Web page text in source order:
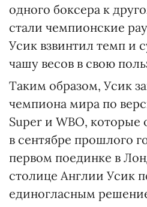
одного боксера к
стали чемпионские
Усик взвинтил темп и
чашу весов в свою
Таким образом, Усик
чемпиона мира по
Super и WBO, которые
в сентябре прошлого
первом поединке в
столице Англии Усик
единогласным